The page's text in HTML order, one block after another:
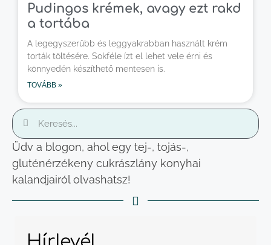
Pudingos krémek, avagy ezt rakd
a tortába
A legegyszerűbb és leggyakrabban használt krém
torták töltésére. Sokféle ízt el lehet vele érni és
könnyedén készíthető mentesen is.
TOVÁBB »
Üdv a blogon, ahol egy tej-, tojás-,
gluténérzékeny cukrászlány konyhai
kalandjairól olvashatsz!